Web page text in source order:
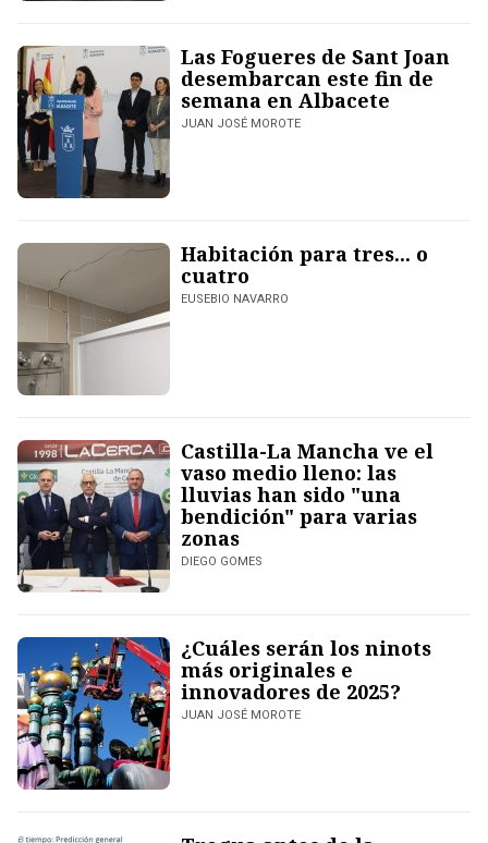
Las Fogueres de Sant Joan
desembarcan este fin de
semana en Albacete
JUAN JOSÉ MOROTE
Habitación para tres... o
cuatro
EUSEBIO NAVARRO
Castilla-La Mancha ve el
vaso medio lleno: las
lluvias han sido "una
bendición" para varias
zonas
DIEGO GOMES
¿Cuáles serán los ninots
más originales e
innovadores de 2025?
JUAN JOSÉ MOROTE